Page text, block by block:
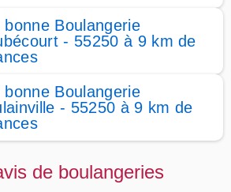
Boulangerie
- 55250 à 9 km de
Boulangerie
- 55250 à 9 km de
de boulangeries